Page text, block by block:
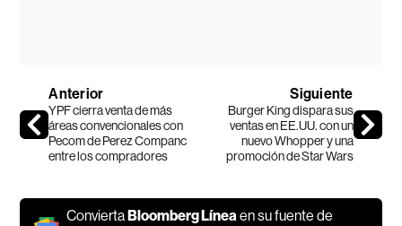
Anterior
YPF cierra venta de más
áreas convencionales con
Pecom de Perez Companc
entre los compradores
Siguiente
Burger King dispara sus
ventas en EE.UU. con un
nuevo Whopper y una
promoción de Star Wars
Convierta Bloomberg Líneaen su fuente de